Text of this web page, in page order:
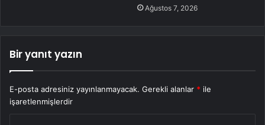
Ağustos 7, 2026
Bir yanıt yazın
E-posta adresiniz yayınlanmayacak. Gerekli alanlar * ile
işaretlenmişlerdir